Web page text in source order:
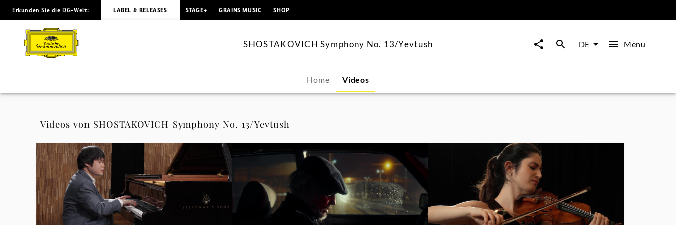
SHOSTAKOVICH
Symphony
13/Yevtush
Videos
Deutsche
Grammophon
Erkunden Sie die DG-Welt: LABEL & RELEASES STAGE+ GRAINS MUSIC SHOP
SHOSTAKOVICH Symphony No. 13/Yevtush DE Menu
Home Videos
Videos von SHOSTAKOVICH Symphony No. 13/Yevtush